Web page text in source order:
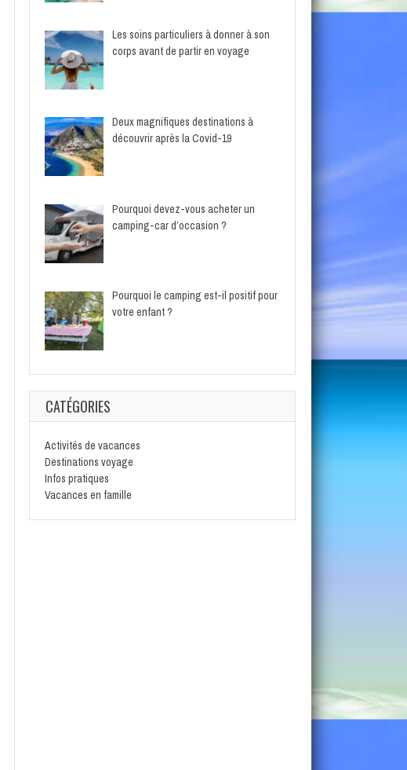
Les soins particuliers à donner à son
corps avant de partir en voyage
Deux magnifiques destinations à
découvrir après la Covid-19
Pourquoi devez-vous acheter un
camping-car d’occasion ?
Pourquoi le camping est-il positif pour
votre enfant ?
CATÉGORIES
Activités de vacances
Destinations voyage
Infos pratiques
Vacances en famille